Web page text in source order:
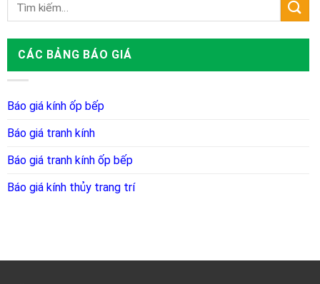
CÁC BẢNG BÁO GIÁ
Báo giá kính ốp bếp
Báo giá tranh kính
Báo giá tranh kính ốp bếp
Báo giá kính thủy trang trí